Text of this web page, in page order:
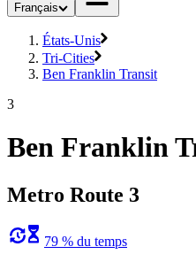
Français
États-Unis
Tri-Cities
Ben Franklin Transit
3
Ben Franklin
Metro Route 3
79 % du temps